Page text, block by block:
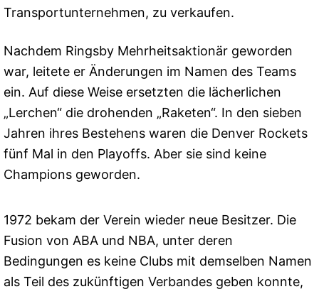
Transportunternehmen, zu verkaufen.
Nachdem Ringsby Mehrheitsaktionär geworden
war, leitete er Änderungen im Namen des Teams
ein. Auf diese Weise ersetzten die lächerlichen
„Lerchen“ die drohenden „Raketen“. In den sieben
Jahren ihres Bestehens waren die Denver Rockets
fünf Mal in den Playoffs. Aber sie sind keine
Champions geworden.
1972 bekam der Verein wieder neue Besitzer. Die
Fusion von ABA und NBA, unter deren
Bedingungen es keine Clubs mit demselben Namen
als Teil des zukünftigen Verbandes geben konnte,